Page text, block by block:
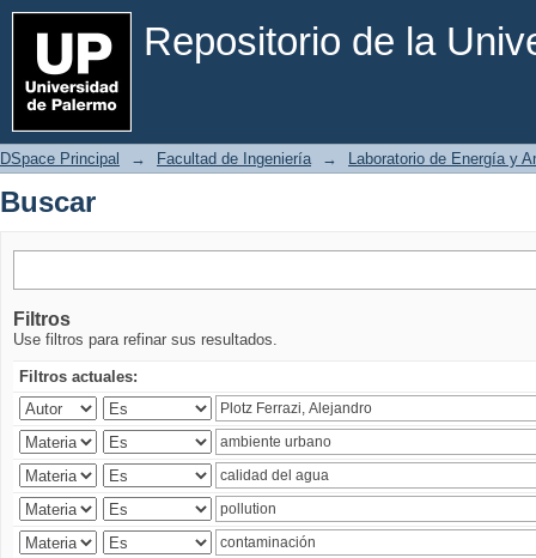
Repositorio de la
Buscar
DSpace Principal → Facultad de Ingeniería → Laboratorio de Energía y
Buscar
Filtros
Use filtros para refinar sus resultados.
Filtros actuales: